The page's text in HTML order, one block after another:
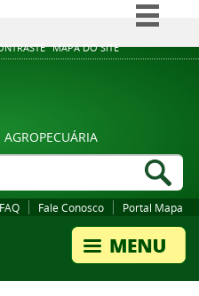
MAPA DO SITE
Simplifique!
Acesso à informação
Legislação
FAQ Fale Conosco Portal Mapa